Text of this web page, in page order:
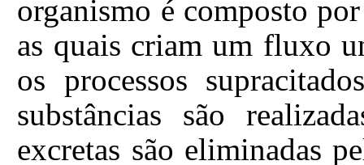
organismo é composto
as quais criam um fluxo
os processos
substâncias são
excretas são eliminadas